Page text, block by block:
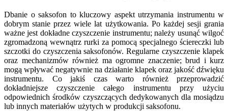
Dbanie o saksofon to kluczowy aspekt utrzymania instrumentu w
dobrym stanie przez wiele lat użytkowania. Po każdej sesji grania
ważne jest dokładne czyszczenie instrumentu; należy usunąć wilgoć
zgromadzoną wewnątrz rurki za pomocą specjalnego ściereczki lub
szczotki do czyszczenia saksofonów. Regularne czyszczenie klapek
oraz mechanizmów również ma ogromne znaczenie; brud i kurz
mogą wpływać negatywnie na działanie klapek oraz jakość dźwięku
instrumentu. Co jakiś czas warto również przeprowadzić
dokładniejsze czyszczenie całego instrumentu przy użyciu
odpowiednich środków czyszczących dedykowanych dla mosiądzu
lub innych materiałów użytych w produkcji saksofonu.